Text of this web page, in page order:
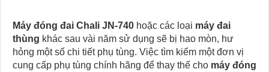
Máy đóng đai Chali JN-740 hoặc các loại máy đai
thùng khác sau vài năm sử dụng sẽ bị hao mòn, hư
hỏng một số chi tiết phụ tùng. Việc tìm kiếm một đơn vị
cung cấp phụ tùng chính hãng để thay thế cho máy đóng